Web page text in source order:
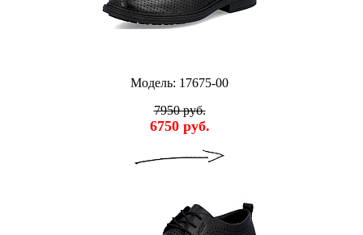
Модель: 17675-00
7950 руб.
6750 руб.